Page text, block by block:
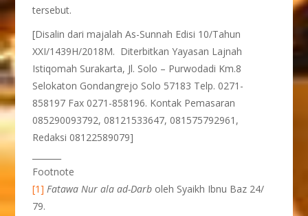
tersebut.
[Disalin dari majalah As-Sunnah Edisi 10/Tahun
XXI/1439H/2018M. Diterbitkan Yayasan Lajnah
Istiqomah Surakarta, Jl. Solo – Purwodadi Km.8
Selokaton Gondangrejo Solo 57183 Telp. 0271-
858197 Fax 0271-858196. Kontak Pemasaran
085290093792, 08121533647, 081575792961,
Redaksi 08122589079]
Footnote
[1] Fatawa Nur ala ad-Darb oleh Syaikh Ibnu Baz 24/
79.